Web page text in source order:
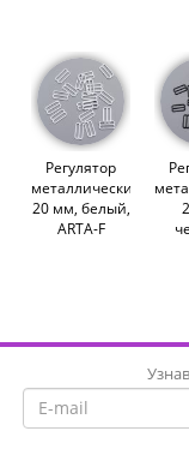
Регулятор
металлический,
20 мм, белый,
ARTA-F